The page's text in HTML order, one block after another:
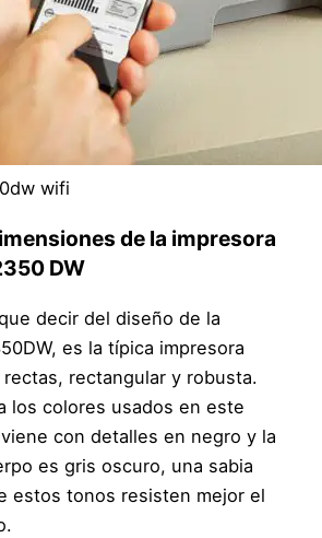
wifi
de la impresora
DW
decir del diseño de la
es la típica impresora
rectangular y robusta.
los colores usados en este
con detalles en negro y la
es gris oscuro, una sabia
estos tonos resisten mejor el